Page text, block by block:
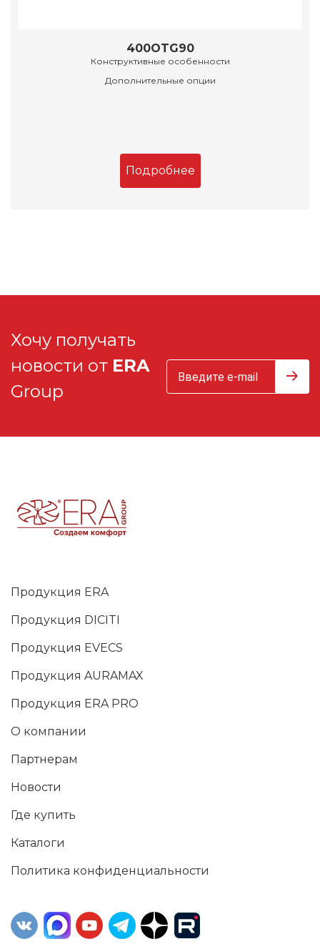
400OTG90
Конструктивные особенности
Дополнительные опции
Подробнее
Хочу получать
новости от ERA
Group
Продукция ERA
Продукция DICITI
Продукция EVECS
Продукция AURAMAX
Продукция ERA PRO
О компании
Партнерам
Новости
Где купить
Каталоги
Политика конфиденциальности